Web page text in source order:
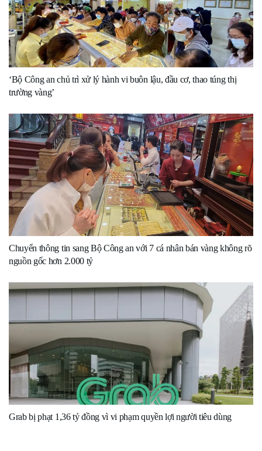
‘Bộ Công an chủ trì xử lý hành vi buôn lậu, đầu cơ, thao túng thị
trường vàng’
Chuyển thông tin sang Bộ Công an với 7 cá nhân bán vàng không rõ
nguồn gốc hơn 2.000 tỷ
Grab bị phạt 1,36 tỷ đồng vì vi phạm quyền lợi người tiêu dùng